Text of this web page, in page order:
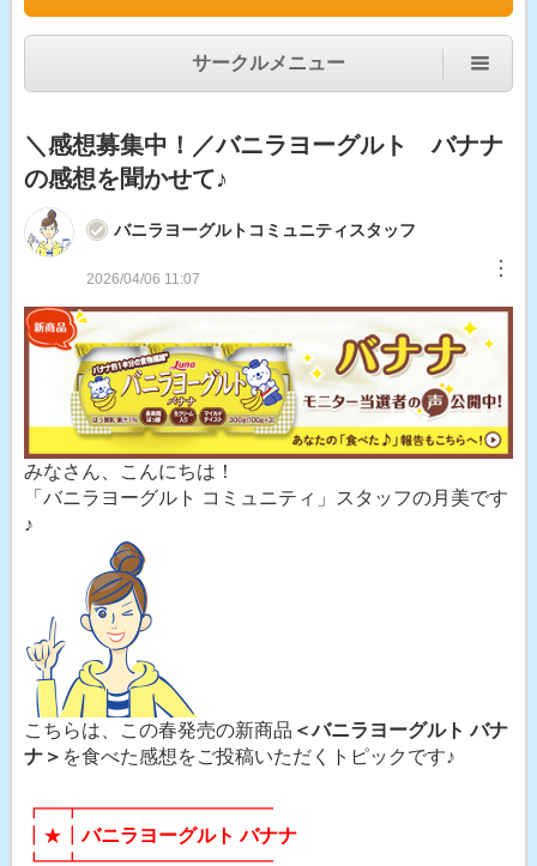
サークルメニュー
＼感想募集中！／バニラヨーグルト バナナ
の感想を聞かせて♪
バニラヨーグルトコミュニティスタッフ
2026/04/06 11:07 ︙
みなさん、こんにちは！
「バニラヨーグルト コミュニティ」スタッフの月美です
♪
こちらは、この春発売の新商品 ＜バニラヨーグルト バナ
ナ＞ を食べた感想をご投稿いただくトピックです♪
┏━┳━━━━━━━━━━
┃★┃バニラヨーグルト バナナ